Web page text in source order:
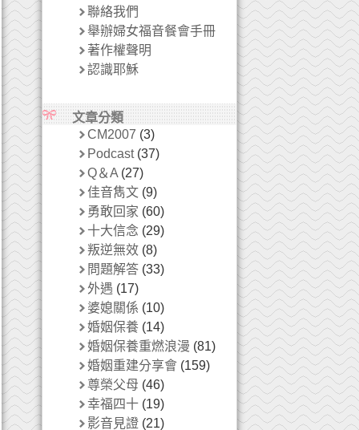
聯絡我們
舉辦婦女福音餐會手冊
著作權聲明
認識耶穌
文章分類
CM2007 (3)
Podcast(37)
Q＆A(27)
佳音雋文(9)
勇敢回家 (60)
十大信念 (29)
叛逆無效(8)
問題解答(33)
外遇 (17)
婆媳關係 (10)
婚姻保養(14)
婚姻保養重燃浪漫 (81)
婚姻重建分享會(159)
尊榮父母 (46)
幸福四十(19)
影音見證(21)